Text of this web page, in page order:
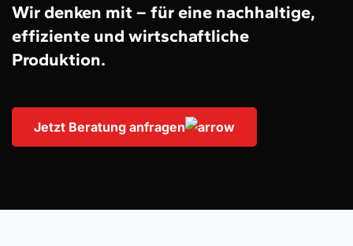
Wir denken mit – für eine nachhaltige,
effiziente und wirtschaftliche
Produktion.
Jetzt Beratung anfragen